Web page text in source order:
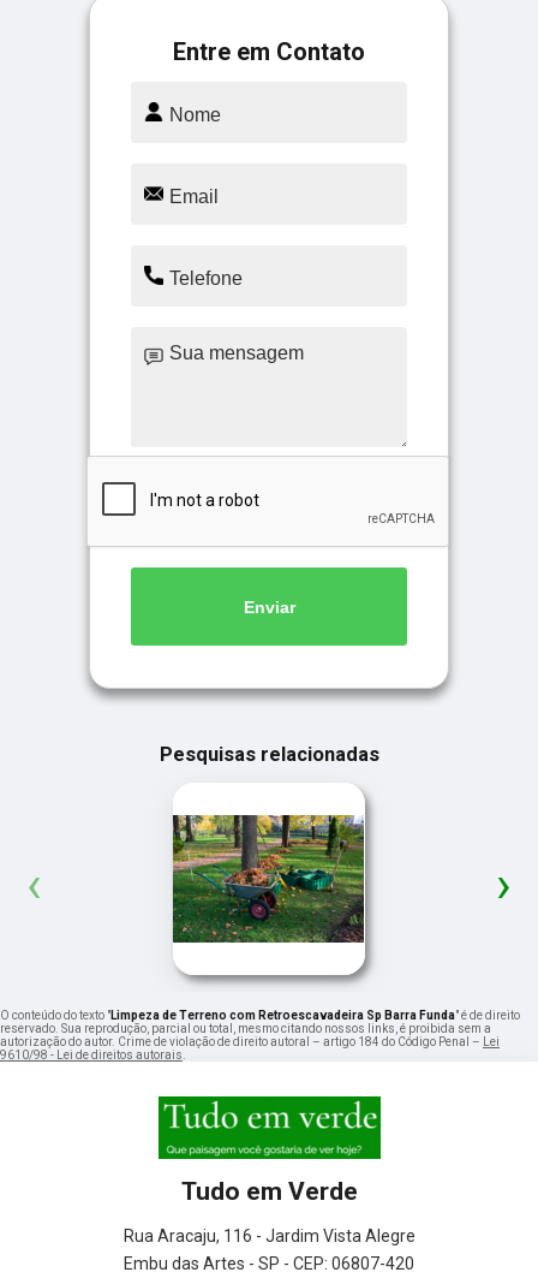
Entre em Contato
Enviar
Pesquisas relacionadas
‹ ›
O conteúdo do texto "Limpeza de Terreno com Retroescavadeira Sp Barra Funda" é de direito
reservado. Sua reprodução, parcial ou total, mesmo citando nossos links, é proibida sem a
autorização do autor. Crime de violação de direito autoral – artigo 184 do Código Penal –
Lei
9610/98 - Lei de direitos autorais
Tudo em Verde
Rua Aracaju, 116 - Jardim Vista Alegre
Embu das Artes - SP - CEP: 06807-420